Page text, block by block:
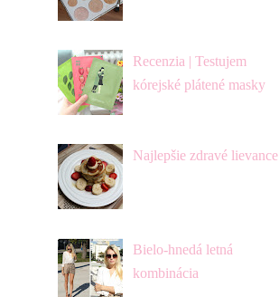
Recenzia | Testujem
kórejské plátené masky
Najlepšie zdravé lievance
Bielo-hnedá letná
kombinácia